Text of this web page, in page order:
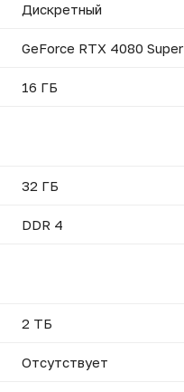
Дискретный
GeForce RTX 4080 Super
16 ГБ
32 ГБ
DDR 4
2 ТБ
Отсутствует